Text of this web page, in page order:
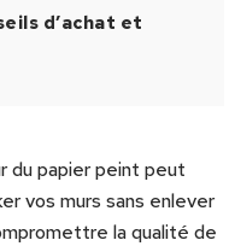
d’achat et
du papier peint peut
vos murs sans enlever
la qualité de